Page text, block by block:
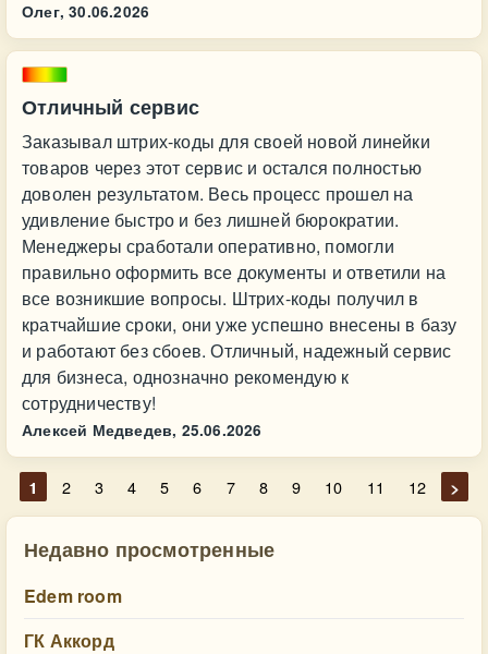
Олег, 30.06.2026
Отличный сервис
Заказывал штрих-коды для своей новой линейки
товаров через этот сервис и остался полностью
доволен результатом. Весь процесс прошел на
удивление быстро и без лишней бюрократии.
Менеджеры сработали оперативно, помогли
правильно оформить все документы и ответили на
все возникшие вопросы. Штрих-коды получил в
кратчайшие сроки, они уже успешно внесены в базу
и работают без сбоев. Отличный, надежный сервис
для бизнеса, однозначно рекомендую к
сотрудничеству!
Алексей Медведев, 25.06.2026
1 2 3 4 5 6 7 8 9 10 11 12 >
Недавно просмотренные
Edem room
ГК Аккорд